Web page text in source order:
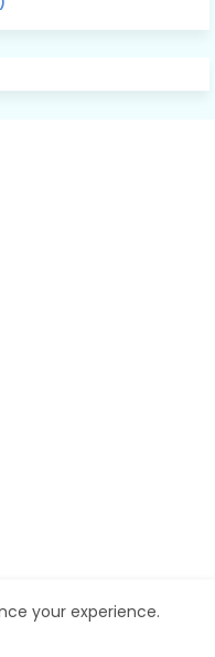
Privacy Policy
your experience.